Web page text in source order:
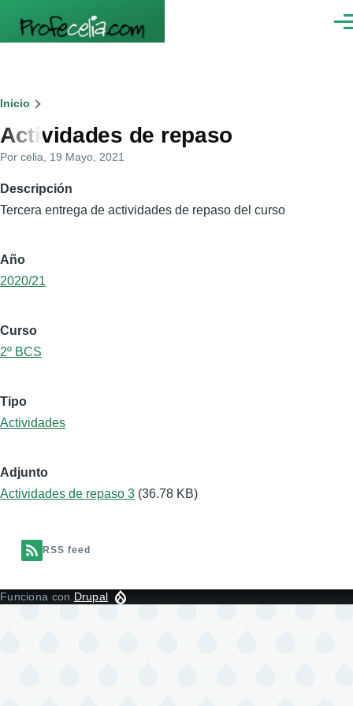
Ruta
de
navegación
Inicio
Actividades de repaso
Por celia , 19 Mayo, 2021
Descripción
Tercera entrega de actividades de repaso del curso
Año
2020/21
Curso
2º BCS
Tipo
Actividades
Adjunto
Actividades de repaso 3 (36.78 KB)
RSS feed
Funciona con Drupal